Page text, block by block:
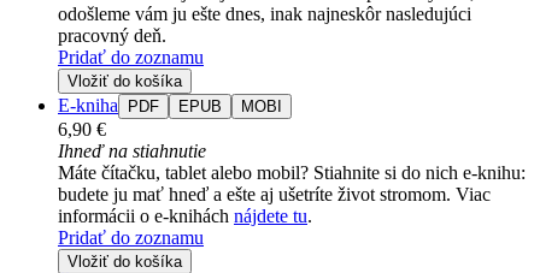
odošleme vám ju ešte dnes, inak najneskôr nasledujúci
pracovný deň.
Pridať do zoznamu
Vložiť do košíka
E-kniha PDF EPUB MOBI
6,90 €
Ihneď na stiahnutie
Máte čítačku, tablet alebo mobil? Stiahnite si do nich e-knihu:
budete ju mať hneď a ešte aj ušetríte život stromom. Viac
informácii o e-knihách nájdete tu.
Pridať do zoznamu
Vložiť do košíka